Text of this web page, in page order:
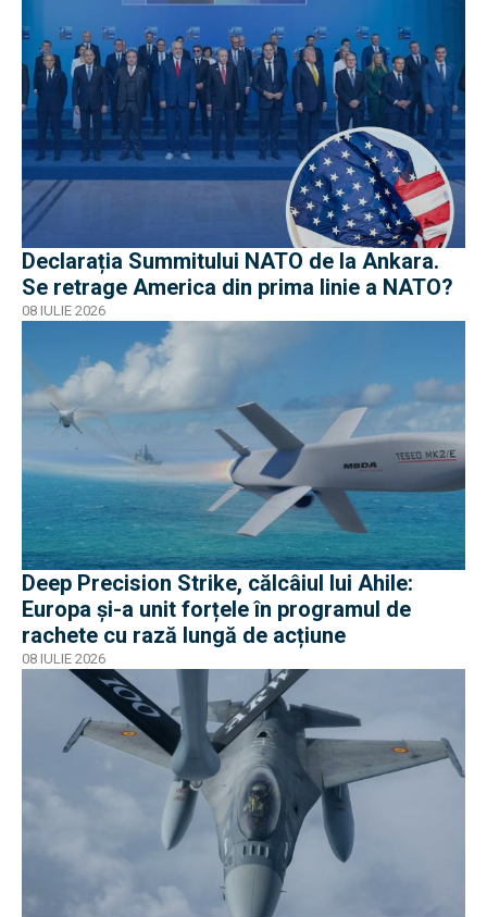
Declarația Summitului NATO de la Ankara.
Se retrage America din prima linie a NATO?
08 IULIE 2026
Deep Precision Strike, călcâiul lui Ahile:
Europa și-a unit forțele în programul de
rachete cu rază lungă de acțiune
08 IULIE 2026